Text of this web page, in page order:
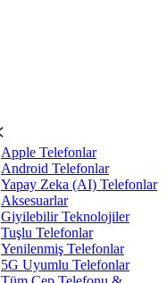
Apple Telefonlar
Android Telefonlar
Yapay Zeka (AI) Telefonlar
Aksesuarlar
Giyilebilir Teknolojiler
Tuşlu Telefonlar
Yenilenmiş Telefonlar
5G Uyumlu Telefonlar